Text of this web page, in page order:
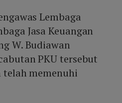
Lembaga
Jasa Keuangan
W. Budiawan
PKU tersebut
telah memenuhi